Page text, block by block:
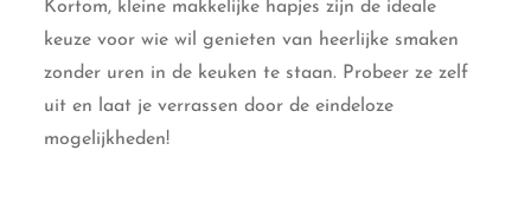
Kortom, kleine makkelijke hapjes zijn de ideale
keuze voor wie wil genieten van heerlijke smaken
zonder uren in de keuken te staan. Probeer ze zelf
uit en laat je verrassen door de eindeloze
mogelijkheden!